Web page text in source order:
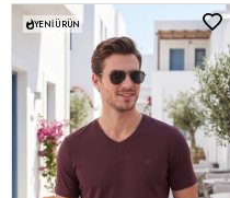
YENI ÜRÜN